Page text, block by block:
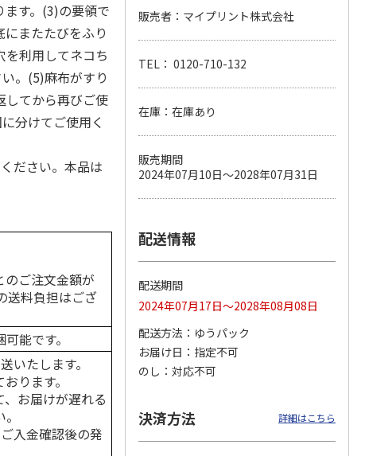
パウ
かつ
)
無添加良品 カムカ
…
470円
ペット線香 虹のか
なた フルーティフ
ローラルの香り
590円
(送料別・税込)
えBOX とりささ…
380円
(送料別・税込)
す。(3)の要領で
またたびをふり
利用してネコち
。(5)麻布がすり
してから再びご使
分けてご使用く
ださい。本品は
のご注文金額が
送料負担はござ
能です。
いたします。
ります。
お届けが遅れる
入金確認後の発
販売者：マイプリント株式会社
TEL： 0120-710-132
在庫：在庫あり
販売期間
2024年07月10日～2028年07月31日
配送情報
配送期間
2024年07月17日～2028年08月08日
配送方法
ゆうパック
お届け日
指定不可
のし
対応不可
決済方法 詳細はこちら